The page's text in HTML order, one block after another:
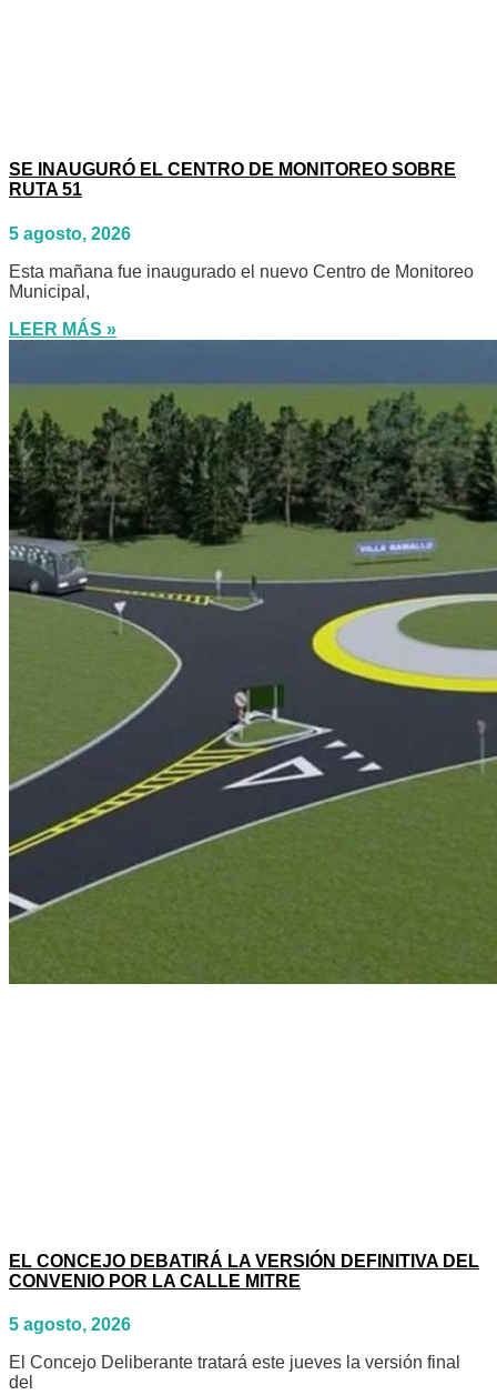
SE INAUGURÓ EL CENTRO DE MONITOREO SOBRE
RUTA 51
5 agosto, 2026
Esta mañana fue inaugurado el nuevo Centro de Monitoreo
Municipal,
LEER MÁS »
EL CONCEJO DEBATIRÁ LA VERSIÓN DEFINITIVA DEL
CONVENIO POR LA CALLE MITRE
5 agosto, 2026
El Concejo Deliberante tratará este jueves la versión final
del